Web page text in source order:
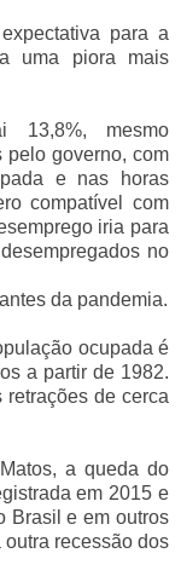
para a
uma piora mais
13,8%, mesmo
pelo governo, com
e nas horas
compatível com
iria para
no
da pandemia.
ocupada é
a partir de 1982.
retrações de cerca
a queda do
em 2015 e
Brasil e em outros
recessão dos